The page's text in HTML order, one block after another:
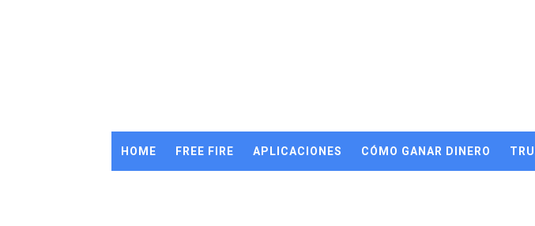
🟠CODIGO para PROGRAMA DE INFLUENCERS LAN🟠
HOME FREE FIRE APLICACIONES CÓMO GANAR DINERO